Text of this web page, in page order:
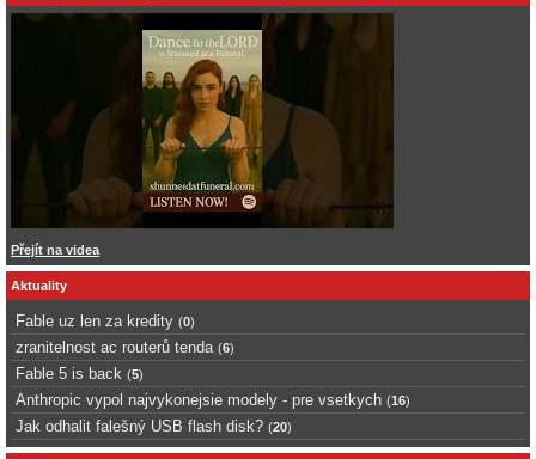
Přejít na videa
Aktuality
Fable uz len za kredity (0)
zranitelnost ac routerů tenda (6)
Fable 5 is back (5)
Anthropic vypol najvykonejsie modely - pre vsetkych (16)
Jak odhalit falešný USB flash disk? (20)